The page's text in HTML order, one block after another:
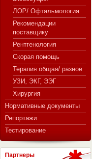
СЕРВЕР
ЛОР/ Офтальмология
Рекомендации
поставщику
Рентгенология
Скорая помощь
Терапия общая/ разное
УЗИ, ЭКГ, ЭЭГ
Хирургия
Нормативные документы
Репортажи
Тестирование
Партнеры